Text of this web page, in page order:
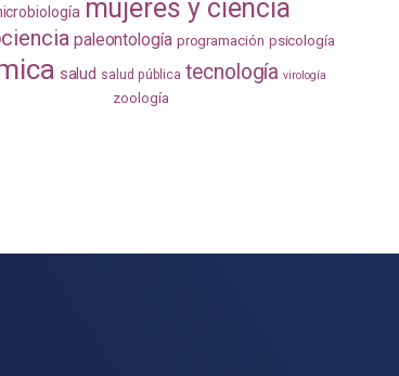
mujeres y ciencia
paleontología programación psicología
salud salud pública tecnología virología
zoología